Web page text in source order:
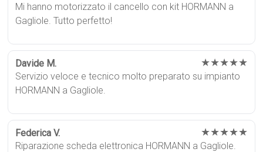
Mi hanno motorizzato il cancello con kit HORMANN a
Gagliole. Tutto perfetto!
Davide M. ★★★★★
Servizio veloce e tecnico molto preparato su impianto
HORMANN a Gagliole.
Federica V. ★★★★★
Riparazione scheda elettronica HORMANN a Gagliole.